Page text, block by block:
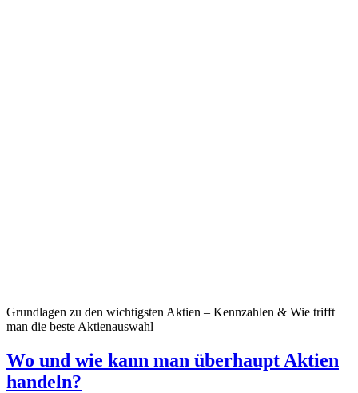
Grundlagen zu den wichtigsten Aktien – Kennzahlen & Wie trifft
man die beste Aktienauswahl
Wo und wie kann man überhaupt Aktien
handeln?